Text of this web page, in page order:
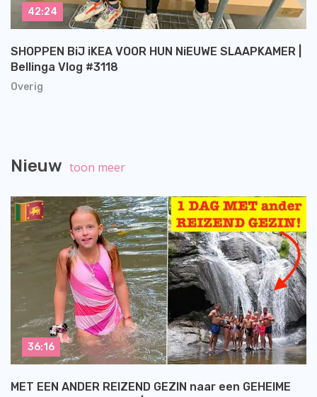
Overig
SHOPPEN BiJ iKEA VOOR HUN NiEUWE SLAAPKAMER |
Bellinga Vlog #3118
42:24
Nieuw toon meer
MET EEN ANDER REIZEND GEZIN naar een GEHEIME
36:16